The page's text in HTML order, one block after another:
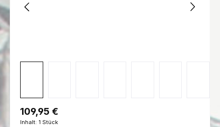
Regulärer Preis:
109,95 €
Inhalt: 1 Stück